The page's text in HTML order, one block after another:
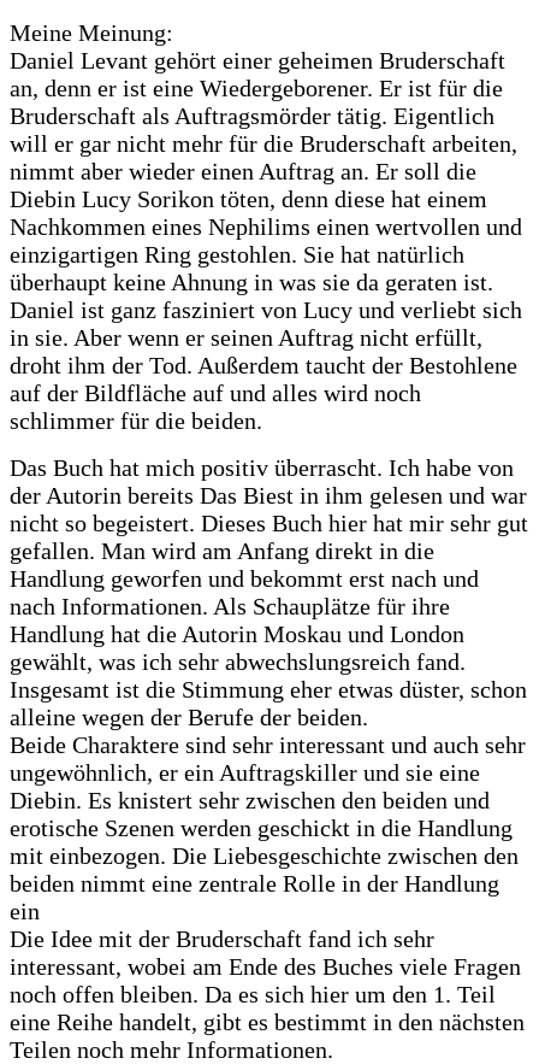
Meine Meinung:
Daniel Levant gehört einer geheimen Bruderschaft
an, denn er ist eine Wiedergeborener. Er ist für die
Bruderschaft als Auftragsmörder tätig. Eigentlich
will er gar nicht mehr für die Bruderschaft arbeiten,
nimmt aber wieder einen Auftrag an. Er soll die
Diebin Lucy Sorikon töten, denn diese hat einem
Nachkommen eines Nephilims einen wertvollen und
einzigartigen Ring gestohlen. Sie hat natürlich
überhaupt keine Ahnung in was sie da geraten ist.
Daniel ist ganz fasziniert von Lucy und verliebt sich
in sie. Aber wenn er seinen Auftrag nicht erfüllt,
droht ihm der Tod. Außerdem taucht der Bestohlene
auf der Bildfläche auf und alles wird noch
schlimmer für die beiden.
Das Buch hat mich positiv überrascht. Ich habe von
der Autorin bereits Das Biest in ihm gelesen und war
nicht so begeistert. Dieses Buch hier hat mir sehr gut
gefallen. Man wird am Anfang direkt in die
Handlung geworfen und bekommt erst nach und
nach Informationen. Als Schauplätze für ihre
Handlung hat die Autorin Moskau und London
gewählt, was ich sehr abwechslungsreich fand.
Insgesamt ist die Stimmung eher etwas düster, schon
alleine wegen der Berufe der beiden.
Beide Charaktere sind sehr interessant und auch sehr
ungewöhnlich, er ein Auftragskiller und sie eine
Diebin. Es knistert sehr zwischen den beiden und
erotische Szenen werden geschickt in die Handlung
mit einbezogen. Die Liebesgeschichte zwischen den
beiden nimmt eine zentrale Rolle in der Handlung
ein
Die Idee mit der Bruderschaft fand ich sehr
interessant, wobei am Ende des Buches viele Fragen
noch offen bleiben. Da es sich hier um den 1. Teil
eine Reihe handelt, gibt es bestimmt in den nächsten
Teilen noch mehr Informationen.